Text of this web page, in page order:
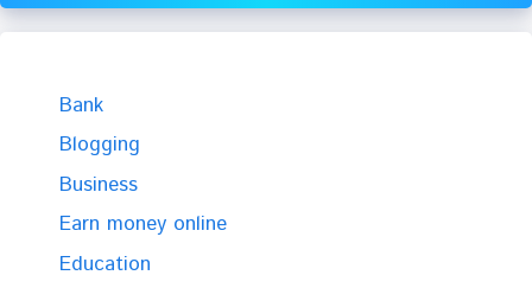
Bank
Blogging
Business
Earn money online
Education